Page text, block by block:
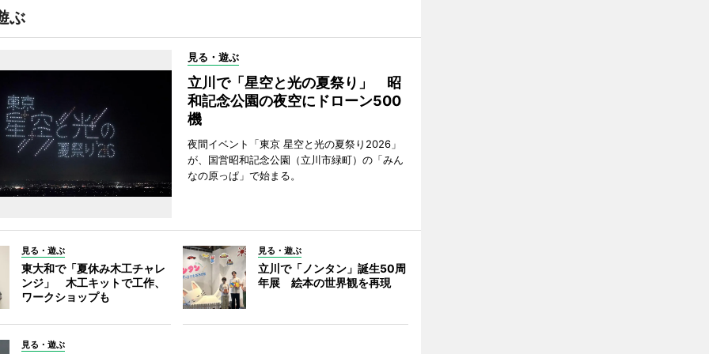
ぶ
見る・遊ぶ
立川で「星空と光の夏祭り」 昭
和記念公園の夜空にドローン500
機
夜間イベント「東京 星空と光の夏祭り2026」
が、国営昭和記念公園（立川市緑町）の「みん
なの原っぱ」で始まる。
見る・遊ぶ
東大和で「夏休み木工チャレ
ンジ」 木工キットで工作、
ワークショップも
見る・遊ぶ
立川で「ノンタン」誕生50周
年展 絵本の世界観を再現
見る・遊ぶ